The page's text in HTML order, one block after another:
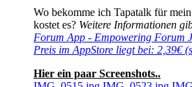
Wo bekomme ich Tapatalk für
kostet es? Weitere Informationen
Forum App - Empowering Forum
Preis im AppStore liegt bei: 2,39€
Hier ein paar Screenshots..